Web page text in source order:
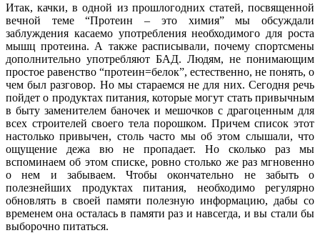
Итак, качки, в одной из прошлогодних статей, посвященной
вечной теме “Протеин – это химия” мы обсуждали
заблуждения касаемо употребления необходимого для роста
мышц протеина. А также расписывали, почему спортсмены
дополнительно употребляют БАД. Людям, не понимающим
простое равенство “протеин=белок”, естественно, не понять, о
чем был разговор. Но мы стараемся не для них. Сегодня речь
пойдет о продуктах питания, которые могут стать привычным
в быту заменителем баночек и мешочков с драгоценным для
всех строителей своего тела порошком. Причем список этот
настолько привычен, столь часто мы об этом слышали, что
ощущение дежа вю не пропадает. Но сколько раз мы
вспоминаем об этом списке, ровно столько же раз мгновенно
о нем и забываем. Чтобы окончательно не забыть о
полезнейших продуктах питания, необходимо регулярно
обновлять в своей памяти полезную информацию, дабы со
временем она осталась в памяти раз и навсегда, и вы стали бы
выборочно питаться.